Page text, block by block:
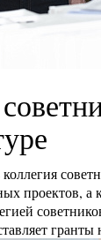
проектов, а